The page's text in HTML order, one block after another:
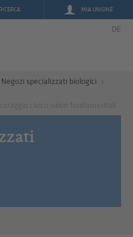
RICERCA MIA UNIONE
DE
Negozi specializzati biologici